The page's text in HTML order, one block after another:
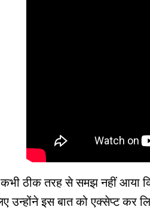
कभी ठीक तरह से समझ नहीं आया
उन्होंने इस बात को एक्सेप्ट कर